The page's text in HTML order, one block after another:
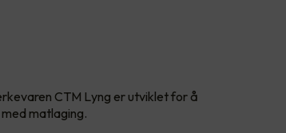
CTM Lyng er utviklet for å
matlaging.